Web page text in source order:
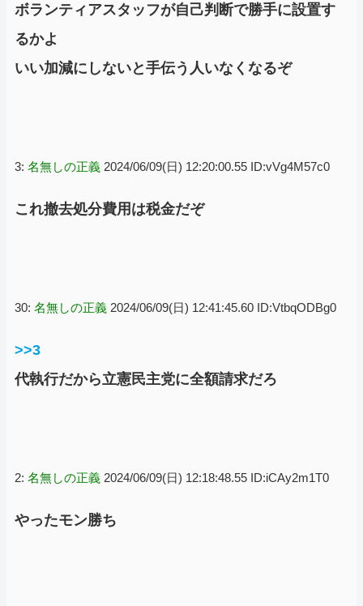
ボランティアスタッフが自己判断で勝手に設置す
るかよ
いい加減にしないと手伝う人いなくなるぞ
3: 名無しの正義 2024/06/09(日) 12:20:00.55 ID:vVg4M57c0
これ撤去処分費用は税金だぞ
30: 名無しの正義 2024/06/09(日) 12:41:45.60 ID:VtbqODBg0
>>3
代執行だから立憲民主党に全額請求だろ
2: 名無しの正義 2024/06/09(日) 12:18:48.55 ID:iCAy2m1T0
やったモン勝ち